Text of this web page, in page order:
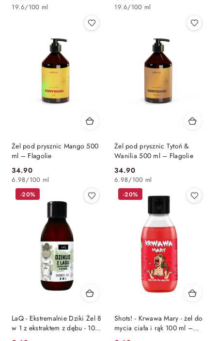
Cena:
19.6/100 ml Cena:
19.6/100 ml
Żel pod prysznic Mango 500
ml – Flagolie
Cena:
34.90
6.98/100 ml
Żel pod prysznic Tytoń &
Wanilia 500 ml – Flagolie
Cena:
34.90
6.98/100 ml
LaQ - Ekstremalnie Dziki Żel 8
w 1 z ekstraktem z dębu - 100
ml
-20%
Shots! - Krwawa Mary - żel do
mycia ciała i rąk 100 ml –
LaQ
-20%